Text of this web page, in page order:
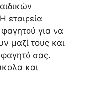
εταιρεία
για να
μαζί τους και
σας.
και